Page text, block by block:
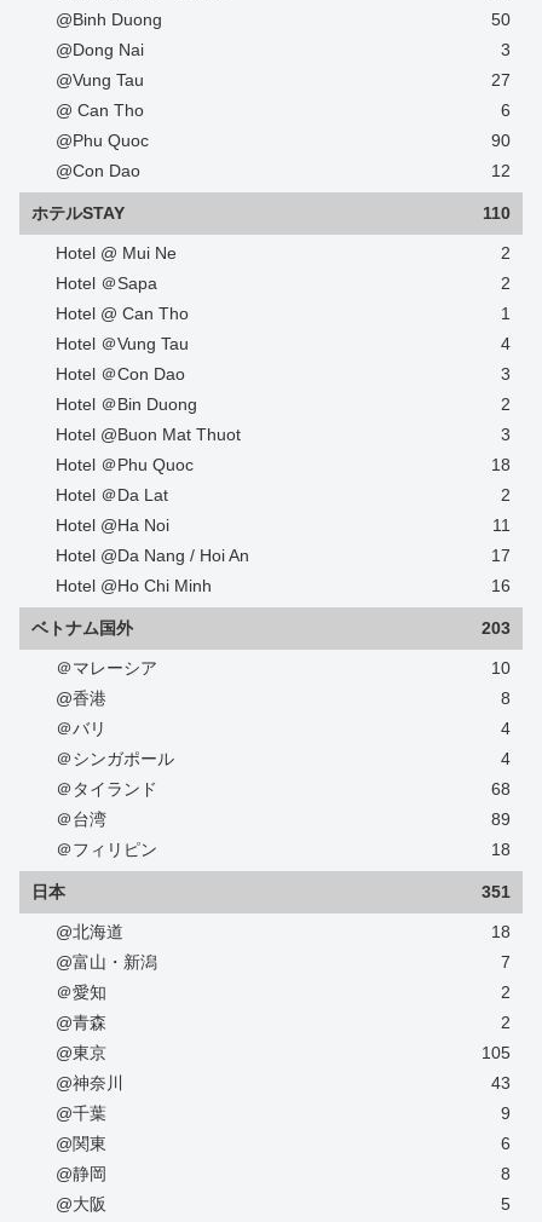
@Binh Duong
50
@Dong Nai
3
@Vung Tau
27
@ Can Tho
6
@Phu Quoc
90
@Con Dao
12
ホテルSTAY 110
Hotel @ Mui Ne
2
Hotel ＠Sapa
2
Hotel @ Can Tho
1
Hotel ＠Vung Tau
4
Hotel ＠Con Dao
3
Hotel ＠Bin Duong
2
Hotel @Buon Mat Thuot
3
Hotel ＠Phu Quoc
18
Hotel ＠Da Lat
2
Hotel @Ha Noi
11
Hotel @Da Nang / Hoi An
17
Hotel @Ho Chi Minh
16
ベトナム国外 203
＠マレーシア
10
@香港
8
＠バリ
4
＠シンガポール
4
＠タイランド
68
＠台湾
89
＠フィリピン
18
日本 351
@北海道
18
@富山・新潟
7
＠愛知
2
@青森
2
@東京
105
@神奈川
43
@千葉
9
@関東
6
@静岡
8
@大阪
5